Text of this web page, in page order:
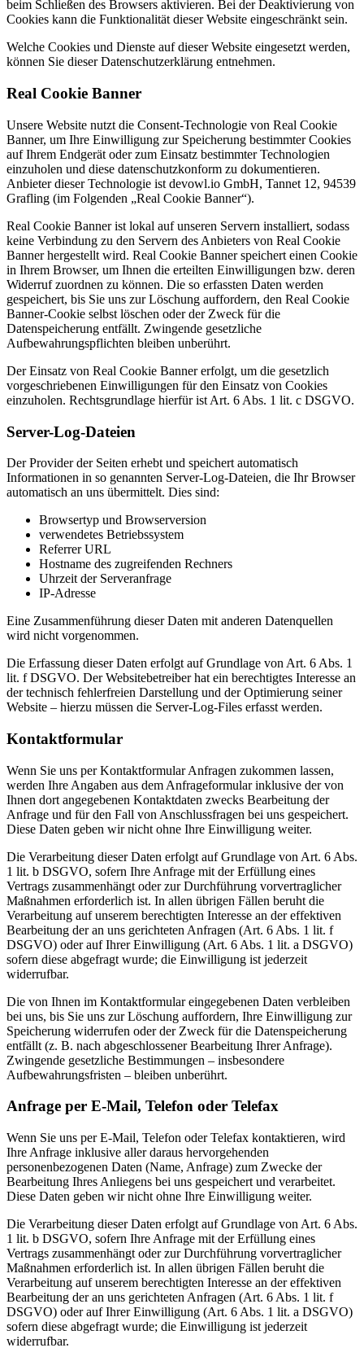
beim Schließen des Browsers aktivieren. Bei der Deaktivierung von
Cookies kann die Funktionalität dieser Website eingeschränkt sein.
Welche Cookies und Dienste auf dieser Website eingesetzt werden,
können Sie dieser Datenschutzerklärung entnehmen.
Real Cookie Banner
Unsere Website nutzt die Consent-Technologie von Real Cookie
Banner, um Ihre Einwilligung zur Speicherung bestimmter Cookies
auf Ihrem Endgerät oder zum Einsatz bestimmter Technologien
einzuholen und diese datenschutzkonform zu dokumentieren.
Anbieter dieser Technologie ist devowl.io GmbH, Tannet 12, 94539
Grafling (im Folgenden „Real Cookie Banner“).
Real Cookie Banner ist lokal auf unseren Servern installiert, sodass
keine Verbindung zu den Servern des Anbieters von Real Cookie
Banner hergestellt wird. Real Cookie Banner speichert einen Cookie
in Ihrem Browser, um Ihnen die erteilten Einwilligungen bzw. deren
Widerruf zuordnen zu können. Die so erfassten Daten werden
gespeichert, bis Sie uns zur Löschung auffordern, den Real Cookie
Banner-Cookie selbst löschen oder der Zweck für die
Datenspeicherung entfällt. Zwingende gesetzliche
Aufbewahrungspflichten bleiben unberührt.
Der Einsatz von Real Cookie Banner erfolgt, um die gesetzlich
vorgeschriebenen Einwilligungen für den Einsatz von Cookies
einzuholen. Rechtsgrundlage hierfür ist Art. 6 Abs. 1 lit. c DSGVO.
Server-Log-Dateien
Der Provider der Seiten erhebt und speichert automatisch
Informationen in so genannten Server-Log-Dateien, die Ihr Browser
automatisch an uns übermittelt. Dies sind:
Browsertyp und Browserversion
verwendetes Betriebssystem
Referrer URL
Hostname des zugreifenden Rechners
Uhrzeit der Serveranfrage
IP-Adresse
Eine Zusammenführung dieser Daten mit anderen Datenquellen
wird nicht vorgenommen.
Die Erfassung dieser Daten erfolgt auf Grundlage von Art. 6 Abs. 1
lit. f DSGVO. Der Websitebetreiber hat ein berechtigtes Interesse an
der technisch fehlerfreien Darstellung und der Optimierung seiner
Website – hierzu müssen die Server-Log-Files erfasst werden.
Kontaktformular
Wenn Sie uns per Kontaktformular Anfragen zukommen lassen,
werden Ihre Angaben aus dem Anfrageformular inklusive der von
Ihnen dort angegebenen Kontaktdaten zwecks Bearbeitung der
Anfrage und für den Fall von Anschlussfragen bei uns gespeichert.
Diese Daten geben wir nicht ohne Ihre Einwilligung weiter.
Die Verarbeitung dieser Daten erfolgt auf Grundlage von Art. 6 Abs.
1 lit. b DSGVO, sofern Ihre Anfrage mit der Erfüllung eines
Vertrags zusammenhängt oder zur Durchführung vorvertraglicher
Maßnahmen erforderlich ist. In allen übrigen Fällen beruht die
Verarbeitung auf unserem berechtigten Interesse an der effektiven
Bearbeitung der an uns gerichteten Anfragen (Art. 6 Abs. 1 lit. f
DSGVO) oder auf Ihrer Einwilligung (Art. 6 Abs. 1 lit. a DSGVO)
sofern diese abgefragt wurde; die Einwilligung ist jederzeit
widerrufbar.
Die von Ihnen im Kontaktformular eingegebenen Daten verbleiben
bei uns, bis Sie uns zur Löschung auffordern, Ihre Einwilligung zur
Speicherung widerrufen oder der Zweck für die Datenspeicherung
entfällt (z. B. nach abgeschlossener Bearbeitung Ihrer Anfrage).
Zwingende gesetzliche Bestimmungen – insbesondere
Aufbewahrungsfristen – bleiben unberührt.
Anfrage per E-Mail, Telefon oder Telefax
Wenn Sie uns per E-Mail, Telefon oder Telefax kontaktieren, wird
Ihre Anfrage inklusive aller daraus hervorgehenden
personenbezogenen Daten (Name, Anfrage) zum Zwecke der
Bearbeitung Ihres Anliegens bei uns gespeichert und verarbeitet.
Diese Daten geben wir nicht ohne Ihre Einwilligung weiter.
Die Verarbeitung dieser Daten erfolgt auf Grundlage von Art. 6 Abs.
1 lit. b DSGVO, sofern Ihre Anfrage mit der Erfüllung eines
Vertrags zusammenhängt oder zur Durchführung vorvertraglicher
Maßnahmen erforderlich ist. In allen übrigen Fällen beruht die
Verarbeitung auf unserem berechtigten Interesse an der effektiven
Bearbeitung der an uns gerichteten Anfragen (Art. 6 Abs. 1 lit. f
DSGVO) oder auf Ihrer Einwilligung (Art. 6 Abs. 1 lit. a DSGVO)
sofern diese abgefragt wurde; die Einwilligung ist jederzeit
widerrufbar.